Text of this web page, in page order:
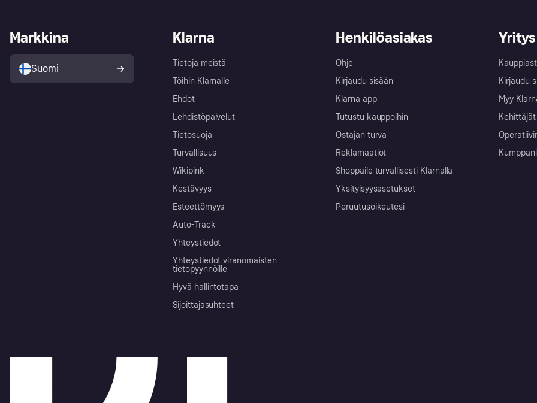
Klarna
Tietoja meistä
Töihin Klarnalle
Ehdot
Lehdistöpalvelut
Tietosuoja
Turvallisuus
Wikipink
Kestävyys
Esteettömyys
Auto-Track
Yhteystiedot
Yhteystiedot viranomaisten
tietopyynnöille
Hyvä hallintotapa
Sijoittajasuhteet
Henkilöasiakas
Ohje
Kirjaudu sisään
Klarna app
Tutustu kauppoihin
Ostajan turva
Reklamaatiot
Shoppaile turvallisesti Klarnalla
Yksityisyysasetukset
Peruutusoikeutesi
Yritys
Kirjaudu
Myy
Kehittäjät
Markkina
Suomi